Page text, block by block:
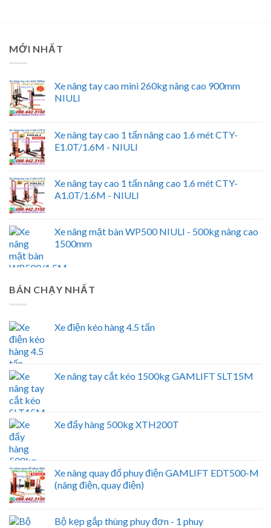
MỚI NHẤT
Xe nâng tay cao mini 260kg nâng cao 900mm
NIULI
Xe nâng tay cao 1 tấn nâng cao 1.6 mét CTY-
E1.0T/1.6M - NIULI
Xe nâng tay cao 1 tấn nâng cao 1.6 mét CTY-
A1.0T/1.6M - NIULI
Xe nâng mặt bàn WP500 NIULI - 500kg nâng cao
1500mm
BÁN CHẠY NHẤT
Xe điện kéo hàng 4.5 tấn
Xe nâng tay cắt kéo 1500kg GAMLIFT SLT15M
Xe đẩy hàng 500kg XTH200T
Xe nâng quay đổ phuy điện GAMLIFT EDT500-M
(nâng điện, quay điện)
Bộ kẹp gắp thùng phuy đơn - 1 phuy